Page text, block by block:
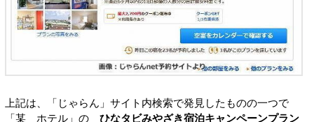
上記は、「じゃらん」サイト内検索で発見したものの一つで
「某 ホテル」の ひなタビみやざき宿泊キャンペーンプラン